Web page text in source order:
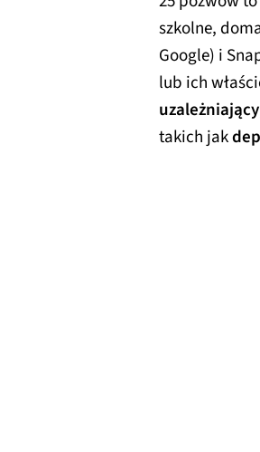
szkolne,
Google) i
lub ich
uzależniający
takich jak